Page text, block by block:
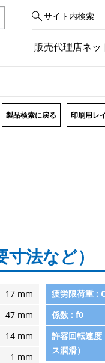
サイト内検索
販売代理店ネッ
製品検索に戻る 印刷用レ
法など）
17 mm
47 mm
14 mm
1 mm
疲労限荷重 :
係数 : f0
許容回転速度
ス潤滑）